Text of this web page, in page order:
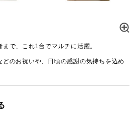
で、これ1台でマルチに活躍。
のお祝いや、日頃の感謝の気持ちを込め